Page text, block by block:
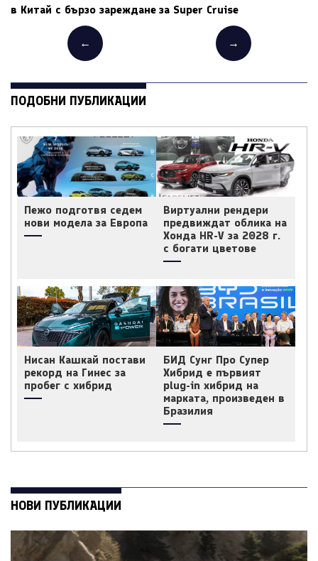
в Китай с бързо зареждане
←
за Super Cruise
→
ПОДОБНИ ПУБЛИКАЦИИ
Пежо подготвя седем
нови модела за Европа
Виртуални рендери
предвиждат облика на
Хонда HR-V за 2028 г.
с богати цветове
Нисан Кашкай постави
рекорд на Гинес за
пробег с хибрид
БИД Сунг Про Супер
Хибрид е първият
plug-in хибрид на
марката, произведен в
Бразилия
НОВИ ПУБЛИКАЦИИ